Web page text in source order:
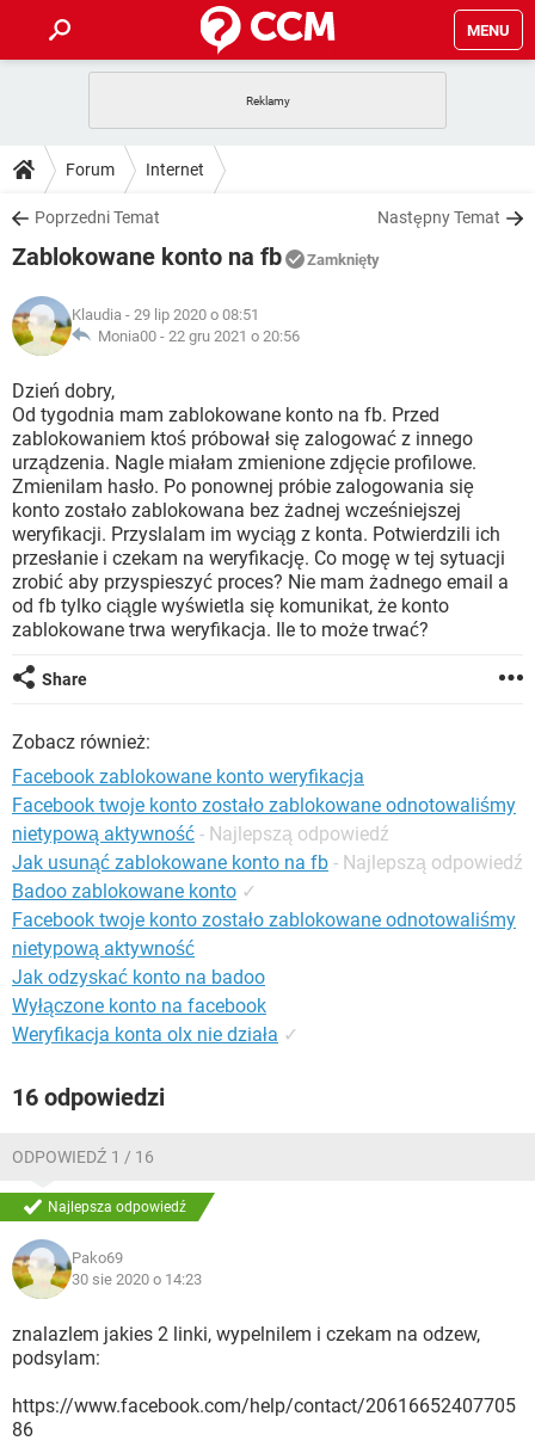
MENU
GRY
SPOTIFY
INSTAGRAM FACEBOOK
WINDOWS 10
PORADY
PlayStation
INSTAGRAM
WINDOWS 10
DO POBRANIA
ANDROID TIKTOK
GRY
IOS NETFLIX
INSTAGRAM
WINDOWS 10
COVID-19
GRY
SPOTIFY
INSTAGRAM FACEBOOK
WINDOWS 10
ARTYKUŁY
COVID-19
GRY WHATSAPP
SPOTIFY NETFLIX
INSTAGRAM FACEBOOK
WINDOWS 10
Forum Internet
Poprzedni Temat Następny Temat
Zablokowane konto na fb Zamknięty
Klaudia - 29 lip 2020 o 08:51
Monia00 - 22 gru 2021 o 20:56
Dzień dobry,
Od tygodnia mam zablokowane konto na fb. Przed
zablokowaniem ktoś próbował się zalogować z innego
urządzenia. Nagle miałam zmienione zdjęcie profilowe.
Zmienilam hasło. Po ponownej próbie zalogowania się
konto zostało zablokowana bez żadnej wcześniejszej
weryfikacji. Przyslalam im wyciąg z konta. Potwierdzili ich
przesłanie i czekam na weryfikację. Co mogę w tej sytuacji
zrobić aby przyspieszyć proces? Nie mam żadnego email a
od fb tylko ciągle wyświetla się komunikat, że konto
zablokowane trwa weryfikacja. Ile to może trwać?
Share
Zobacz również:
Facebook zablokowane konto weryfikacja
Facebook twoje konto zostało zablokowane odnotowaliśmy
nietypową aktywność - Najlepszą odpowiedź
Jak usunąć zablokowane konto na fb - Najlepszą odpowiedź
Badoo zablokowane konto ✓
Facebook twoje konto zostało zablokowane odnotowaliśmy
nietypową aktywność
Jak odzyskać konto na badoo
Wyłączone konto na facebook
Weryfikacja konta olx nie działa ✓
16 odpowiedzi
ODPOWIEDŹ 1 / 16
Najlepsza odpowiedź
Pako69
30 sie 2020 o 14:23
znalazlem jakies 2 linki, wypelnilem i czekam na odzew,
podsylam:
https://www.facebook.com/help/contact/20616652407705
86